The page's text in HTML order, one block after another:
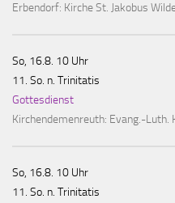
Erbendorf: Kirche St. Jakobus
So, 16.8. 10 Uhr
11. So. n. Trinitatis
Gottesdienst
Kirchendemenreuth: Evang.-Luth.
So, 16.8. 10 Uhr
11. So. n. Trinitatis